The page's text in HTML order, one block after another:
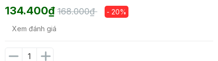
134.400₫ 168.000₫ - 20%
Xem đánh giá